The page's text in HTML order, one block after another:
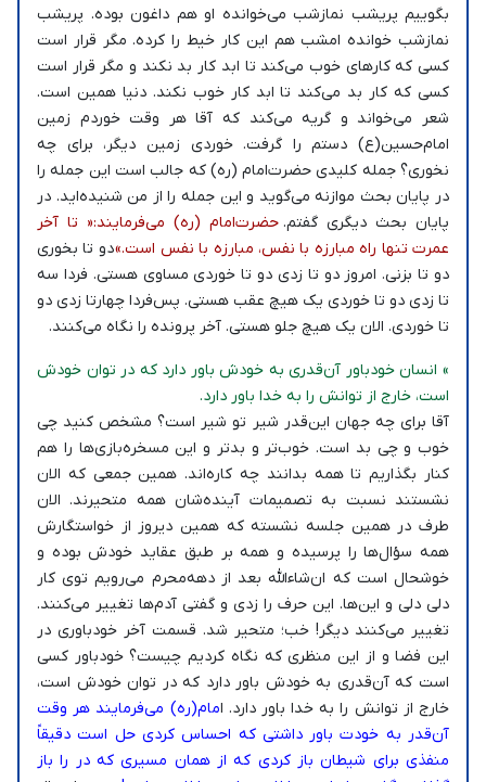
بگوییم پریشب نمازشب می‌خوانده او هم داغون بوده. پریشب
نمازشب خوانده امشب هم این کار خیط را کرده. مگر قرار است
کسی که کارهای خوب می‌کند تا ابد کار بد نکند و مگر قرار است
کسی که کار بد می‌کند تا ابد کار خوب نکند. دنیا همین است.
شعر می‌خواند و گریه می‌کند که آقا هر وقت خوردم زمین
امام‌حسین(ع) دستم را گرفت. خوردی زمین دیگر، برای چه
نخوری؟ جمله کلیدی حضرت‌امام (ره) که جالب است این جمله را
در پایان بحث موازنه می‌گوید و این جمله را از من شنیده‌اید. در
پایان بحث دیگری گفتم.حضرت‌امام (ره) می‌فرمایند:« تا آخر
عمرت تنها راه مبارزه با نفس، مبارزه با نفس است.»دو تا بخوری
دو تا بزنی. امروز دو تا زدی دو تا خوردی مساوی هستی. فردا سه
تا زدی دو تا خوردی یک هیچ عقب هستی. پس‌فردا چهارتا زدی دو
تا خوردی. الان یک هیچ جلو هستی. آخر پرونده را نگاه می‌کنند.
» انسان خودباور آن‌قدری به خودش باور دارد که در توان خودش
است، خارج از توانش را به خدا باور دارد.
آقا برای چه جهان این‌قدر شیر تو شیر است؟ مشخص کنید چی
خوب و چی بد است. خوب‌تر و بدتر و این مسخره‌بازی‌ها را هم
کنار بگذاریم تا همه بدانند چه کاره‌اند. همین جمعی که الان
نشستند نسبت به تصمیمات آینده‌شان همه متحیرند. الان
طرف در همین جلسه نشسته که همین دیروز از خواستگارش
همه سؤال‌ها را پرسیده و همه بر طبق عقاید خودش بوده و
خوشحال است که ان‌شاءالله بعد از دهه‌محرم می‌رویم توی کار
دلی دلی و این‌ها. این حرف را زدی و گفتی آدم‌ها تغییر می‌کنند.
تغییر می‌کنند دیگر! خب؛ متحیر شد. قسمت آخر خودباوری در
این فضا و از این منظری که نگاه کردیم چیست؟ خودباور کسی
است که آن‌قدری به خودش باور دارد که در توان خودش است،
خارج از توانش را به خدا باور دارد. امام(ره) می‌فرمایند هر وقت
آن‌قدر به خودت باور داشتی که احساس کردی حل است دقیقاً
منفذی برای شیطان باز کردی که از همان مسیری که در را باز